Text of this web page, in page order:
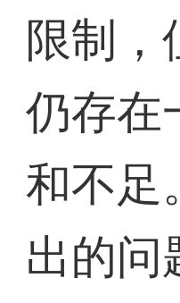
限制，
仍存在
和不足
出的问